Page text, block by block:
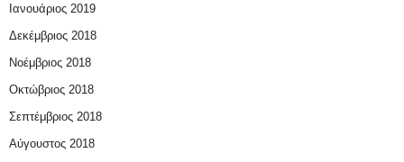
Ιανουάριος 2019
Δεκέμβριος 2018
Νοέμβριος 2018
Οκτώβριος 2018
Σεπτέμβριος 2018
Αύγουστος 2018